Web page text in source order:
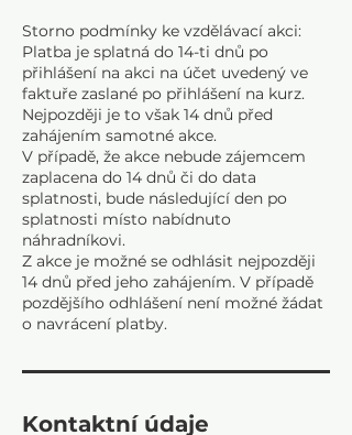
Storno podmínky ke vzdělávací akci:
Platba je splatná do 14-ti dnů po
přihlášení na akci na účet uvedený ve
faktuře zaslané po přihlášení na kurz.
Nejpozději je to však 14 dnů před
zahájením samotné akce.
V případě, že akce nebude zájemcem
zaplacena do 14 dnů či do data
splatnosti, bude následující den po
splatnosti místo nabídnuto
náhradníkovi.
Z akce je možné se odhlásit nejpozději
14 dnů před jeho zahájením. V případě
pozdějšího odhlášení není možné žádat
Kontaktní údaje